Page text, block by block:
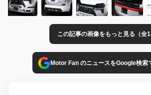
この記事の画像をもっと見る（全
Motor Fan のニュースをGoogle検索